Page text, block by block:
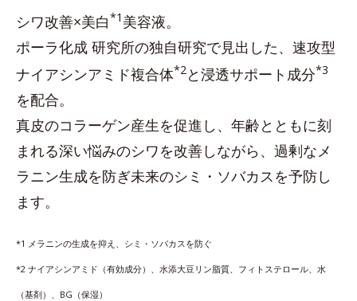
シワ改善×美白*1 美容液。
ポーラ化成 研究所の独自研究で見出した、速攻型
ナイアシンアミド複合体*2 と浸透サポート成分*3
を配合。
真皮のコラーゲン産生を促進し、年齢とともに刻
まれる深い悩みのシワを改善しながら、過剰なメ
ラニン生成を防ぎ未来のシミ・ソバカスを予防し
ます。
*1 メラニンの生成を抑え、シミ・ソバカスを防ぐ
*2 ナイアシンアミド（有効成分）、水添大豆リン脂質、フィトステロール、水
（基剤）、BG（保湿）